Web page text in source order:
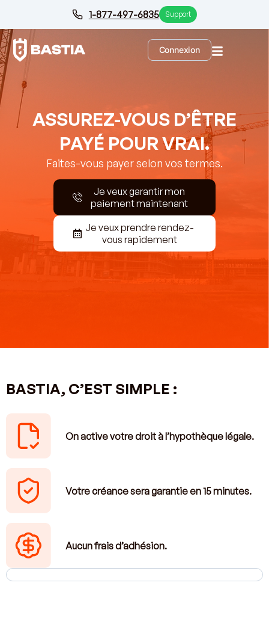
1-877-497-6835 Support
Connexion
ASSUREZ-VOUS D’ÊTRE
PAYÉ POUR VRAI.
Faites-vous payer selon vos termes.
Je veux garantir mon
paiement maintenant
Je veux prendre rendez-
vous rapidement
BASTIA, C’EST SIMPLE :
On active votre droit à l’hypothèque légale.
Votre créance sera garantie en 15 minutes.
Aucun frais d’adhésion.